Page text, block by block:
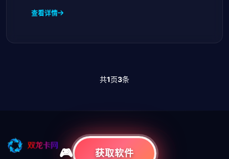
查看详情
共1页3条
获取软件